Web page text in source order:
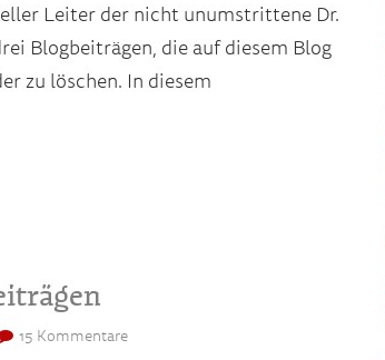
Leiter der nicht unumstrittene Dr.
Blogbeiträgen, die auf diesem Blog
zu löschen. In diesem
15 Kommentare